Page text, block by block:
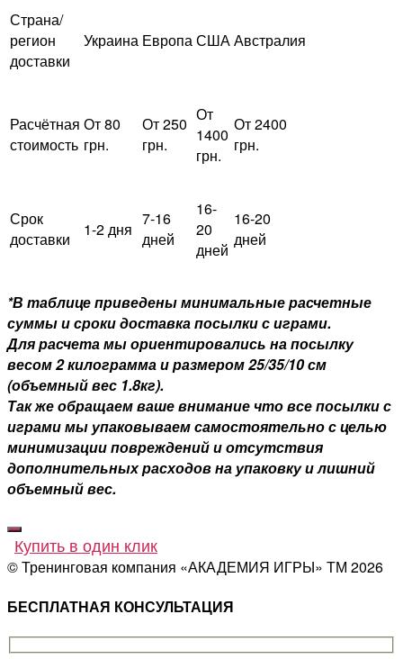
Страна/
регион
доставки
Украина ЕвропаСШААвстралия
Расчётная
стоимость
От 80
грн.
От 250
грн.
От
1400
грн.
От 2400
грн.
Срок
доставки
1-2 дня
7-16
дней
16-
20
дней
16-20
дней
*В таблице приведены минимальные расчетные
суммы и сроки доставка посылки с играми.
Для расчета мы ориентировались на посылку
весом 2 килограмма и размером 25/35/10 см
(объемный вес 1.8кг).
Так же обращаем ваше внимание что все посылки с
играми мы упаковываем самостоятельно с целью
минимизации повреждений и отсутствия
дополнительных расходов на упаковку и лишний
объемный вес.
Купить в один клик
© Тренинговая компания «АКАДЕМИЯ ИГРЫ» ТМ 2026
БЕСПЛАТНАЯ КОНСУЛЬТАЦИЯ